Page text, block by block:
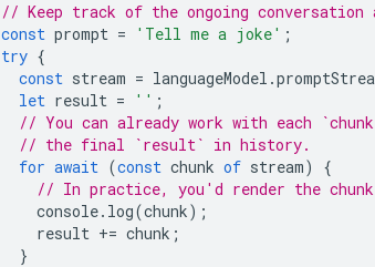
// Keep track of the ongoing
const prompt = 'Tell me a joke' ;
try {
const stream = languageModel .
let result = '' ;
// You can already work with each
// the final `result` in history.
for await (const chunk of stream)
{
// In practice, you'd render the
console. log(chunk);
result += chunk ;
}